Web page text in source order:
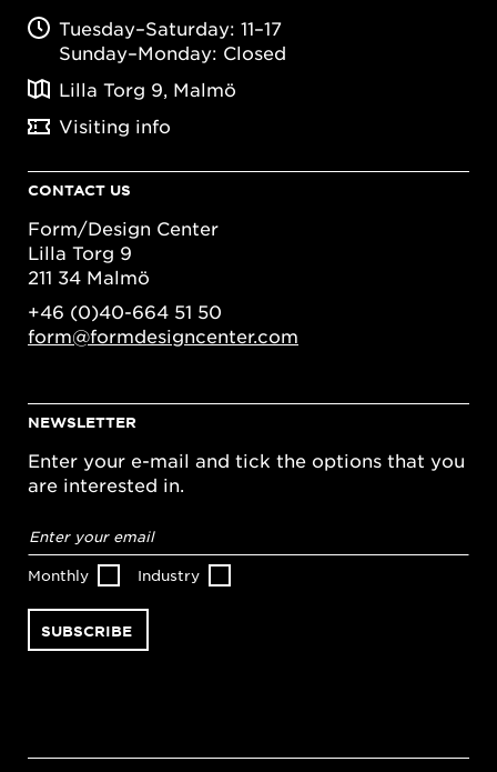
Tuesday–Saturday: 11–17
Sunday–Monday: Closed
Lilla Torg 9, Malmö
Visiting info
CONTACT US
Form/Design Center
Lilla Torg 9
211 34 Malmö
+46 (0)40-664 51 50
form@formdesigncenter.com
NEWSLETTER
Enter your e-mail and tick the options that you
are interested in.
address*
Monthly Industry